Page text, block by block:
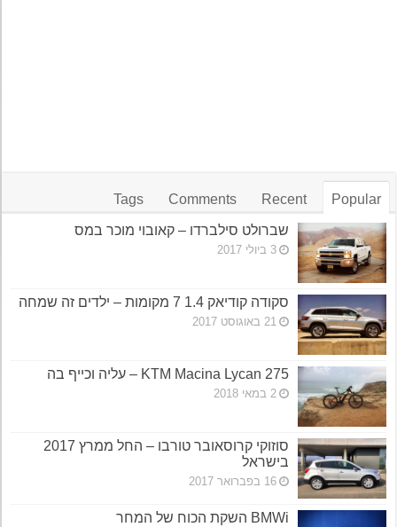
Popular
Recent
Comments
Tags
שברולט סילברדו – קאובוי מוכר במס
3 ביולי 2017
סקודה קודיאק 1.4 7 מקומות – ילדים זה שמחה
21 באוגוסט 2017
KTM Macina Lycan 275 – עליה וכייף בה
2 במאי 2018
סוזוקי קרוסאובר טורבו – החל ממרץ 2017
בישראל
16 בפברואר 2017
BMWi השקת הכוח של המחר